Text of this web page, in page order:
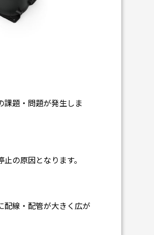
課題・問題が発生しま
の原因となります。
配線・配管が大きく広が